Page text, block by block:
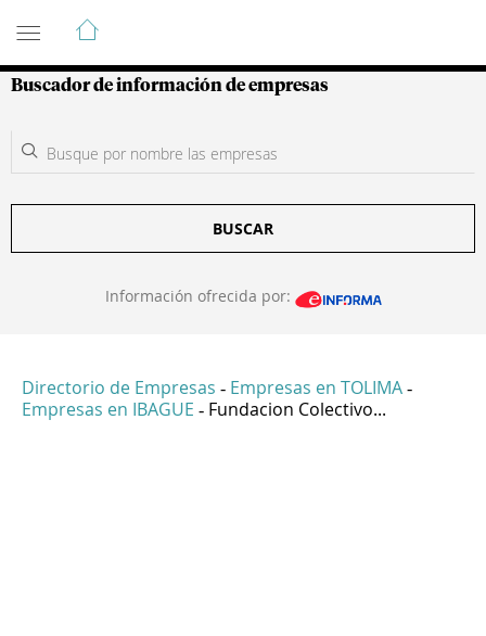
Guía de Empresas Colombianas
Buscador de información de empresas
BUSCAR
Información ofrecida por:
Directorio de Empresas - Empresas en TOLIMA -
Empresas en IBAGUE - Fundacion Colectivo...